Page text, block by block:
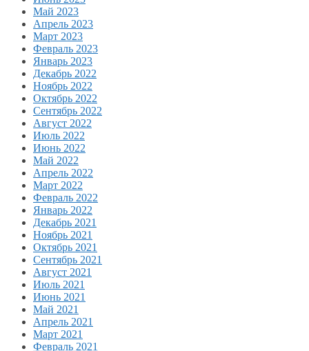
Май 2023
Апрель 2023
Март 2023
Февраль 2023
Январь 2023
Декабрь 2022
Ноябрь 2022
Октябрь 2022
Сентябрь 2022
Август 2022
Июль 2022
Июнь 2022
Май 2022
Апрель 2022
Март 2022
Февраль 2022
Январь 2022
Декабрь 2021
Ноябрь 2021
Октябрь 2021
Сентябрь 2021
Август 2021
Июль 2021
Июнь 2021
Май 2021
Апрель 2021
Март 2021
Февраль 2021